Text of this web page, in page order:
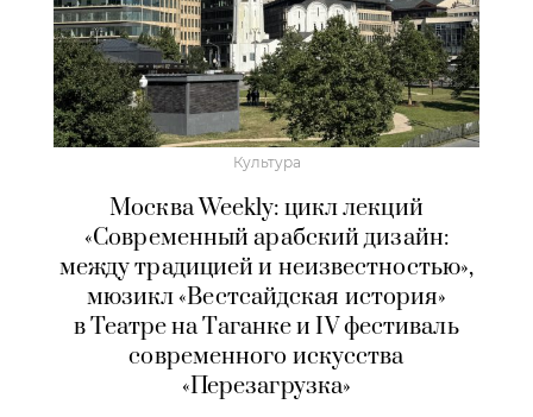
Культура
Москва Weekly: цикл лекций
«Современный арабский дизайн:
между традицией и неизвестностью»,
мюзикл «Вестсайдская история»
в Театре на Таганке и IV фестиваль
современного искусства
«Перезагрузка»